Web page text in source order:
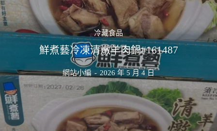
冷藏食品
鮮煮藝冷凍清燉羊肉鍋#161487
網站小編 - 2026 年 5 月 4 日